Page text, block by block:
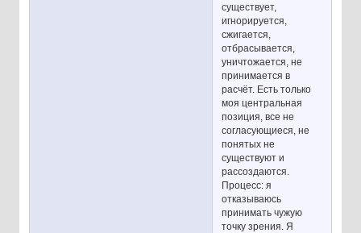
существует,
игнорируется,
сжигается,
отбрасывается,
уничтожается, не
принимается в
расчёт. Есть только
моя центральная
позиция, все не
согласующиеся, не
понятых не
существуют и
рассоздаются.
Процесс: я
отказываюсь
принимать чужую
точку зрения. Я